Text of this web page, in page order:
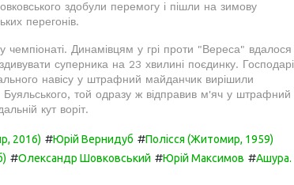
здобули перемогу і пішли на зимову
перегонів.
Динамівцям у грі проти "Вереса" вдалося
суперника на 23 хвилині поєдинку. Господарі
навісу у штрафний майданчик вирішили
той одразу ж відправив м'яч у штрафний
кут воріт.
2016) #Юрій Вернидуб #Полісся (Житомир, 1959)
#Олександр Шовковський #Юрій Максимов #Ашура.